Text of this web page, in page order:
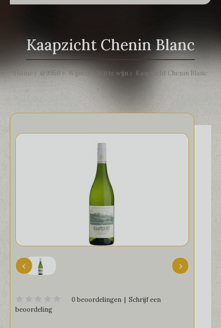
Kaapzicht Chenin Blanc
Home @9950 Wijnen Witte wijn Kaapzicht Chenin Blanc
0 beoordelingen | Schrijf een
beoordeling